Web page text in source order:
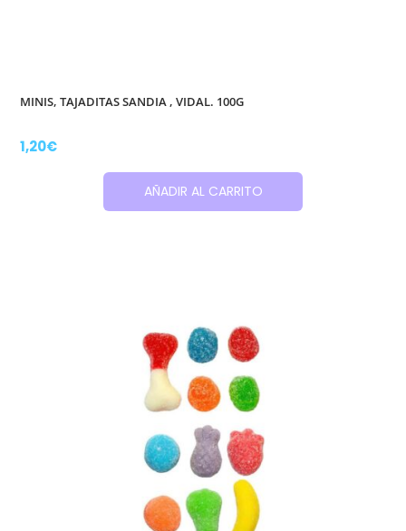
MINIS, TAJADITAS SANDIA , VIDAL. 100G
1,20€
AÑADIR AL CARRITO